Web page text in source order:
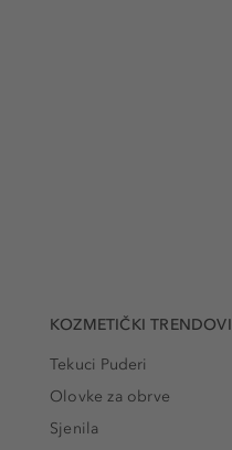
KOZMETIČKI TRENDOVI
Tekuci Puderi
Olovke za obrve
Sjenila